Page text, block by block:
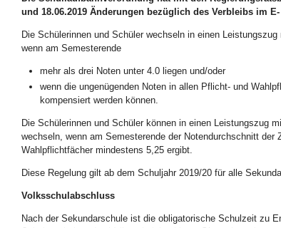
und 18.06.2019 Änderungen bezüglich des Verbleibs im
Die Schülerinnen und Schüler wechseln in einen
wenn am Semesterende
mehr als drei Noten unter 4.0 liegen und/oder
wenn die ungenügenden Noten in allen Pflicht- und
kompensiert werden können.
Die Schülerinnen und Schüler können in einen Leistungszug
wechseln, wenn am Semesterende der Notendurchschnitt der
Wahlpflichtfächer mindestens 5,25 ergibt.
Diese Regelung gilt ab dem Schuljahr 2019/20 für alle
Volksschulabschluss
Nach der Sekundarschule ist die obligatorische Schulzeit zu